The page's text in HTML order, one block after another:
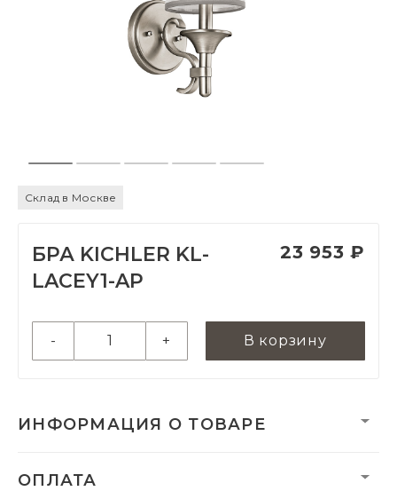
Склад в Москве
БРА KICHLER KL-
LACEY1-AP
23 953 ₽
- + В корзину
ИНФОРМАЦИЯ О ТОВАРЕ
Размеры монтажной
ОПЛАТА